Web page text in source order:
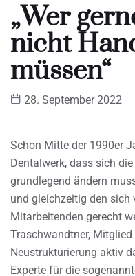
„Wer
nicht
müssen“
28. September 2022
Schon Mitte der 1990er
Dentalwerk, dass sich
grundlegend ändern
und gleichzeitig den sich
Mitarbeitenden gerecht
Traschwandtner,
Neustrukturierung aktiv
Experte für die